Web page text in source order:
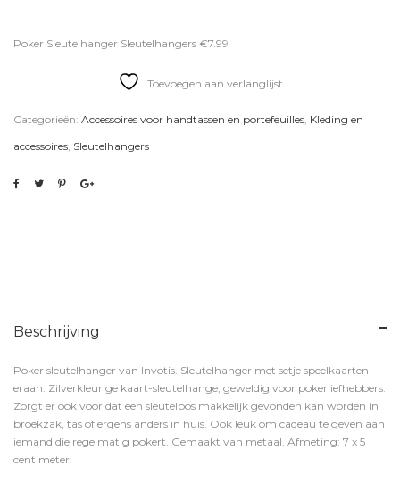
Poker Sleutelhanger Sleutelhangers €7.99
Toevoegen aan verlanglijst
Categorieën: Accessoires voor handtassen en portefeuilles, Kleding en
accessoires, Sleutelhangers
Beschrijving
Poker sleutelhanger van Invotis. Sleutelhanger met setje speelkaarten
eraan. Zilverkleurige kaart-sleutelhange, geweldig voor pokerliefhebbers.
Zorgt er ook voor dat een sleutelbos makkelijk gevonden kan worden in
broekzak, tas of ergens anders in huis. Ook leuk om cadeau te geven aan
iemand die regelmatig pokert. Gemaakt van metaal. Afmeting: 7 x 5
centimeter.